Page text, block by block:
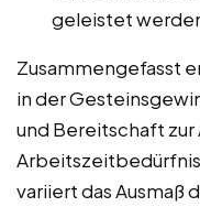
geleistet
Zusammengefasst
in der
und Bereitschaft zur
variiert das Ausmaß